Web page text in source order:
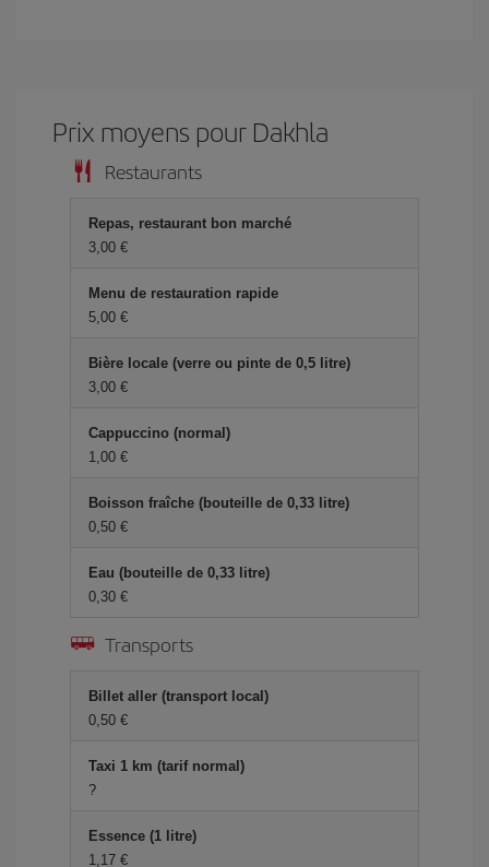
Prix ​​moyens pour Dakhla
Restaurants
Repas, restaurant bon marché
3,00 €
Menu de restauration rapide
5,00 €
Bière locale (verre ou pinte de 0,5 litre)
3,00 €
Cappuccino (normal)
1,00 €
Boisson fraîche (bouteille de 0,33 litre)
0,50 €
Eau (bouteille de 0,33 litre)
0,30 €
Transports
Billet aller (transport local)
0,50 €
Taxi 1 km (tarif normal)
?
Essence (1 litre)
1,17 €